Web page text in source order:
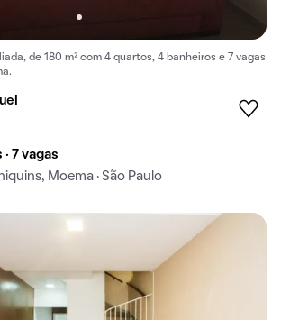
de 180 m² com 4 quartos, 4 banheiros e 7 vagas
· 7 vagas
Moema · São Paulo